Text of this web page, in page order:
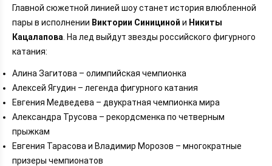
Главной сюжетной линией шоу станет история влюбленной
пары в исполнении Виктории Синициной и Никиты
Кацалапова . На лед выйдут звезды российского фигурного
катания:
Алина Загитова – олимпийская чемпионка
Алексей Ягудин – легенда фигурного катания
Евгения Медведева – двукратная чемпионка мира
Александра Трусова – рекордсменка по четверным
прыжкам
Евгения Тарасова и Владимир Морозов – многократные
призеры чемпионатов